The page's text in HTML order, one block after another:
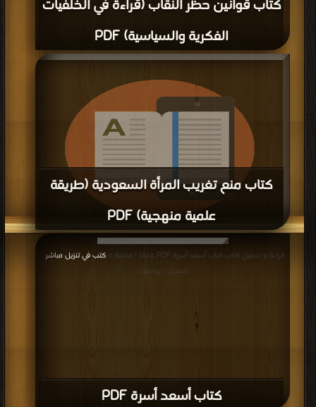
الفكرية والسياسية) PDF
كتاب منع تغريب المرأة السعودية (طريقة
علمية منهجية) PDF
مجانا | مكتبة >كتب في لينكات مباشرة| التحميل : مرة/مرات
كتاب أسعد أسرة PDF
قراءة و تحميل كتاب كتاب أسعد أسرة PDF مجانا | مكتبة > كتب في تنزيل مباشر|
التحميل : مرة/مرات